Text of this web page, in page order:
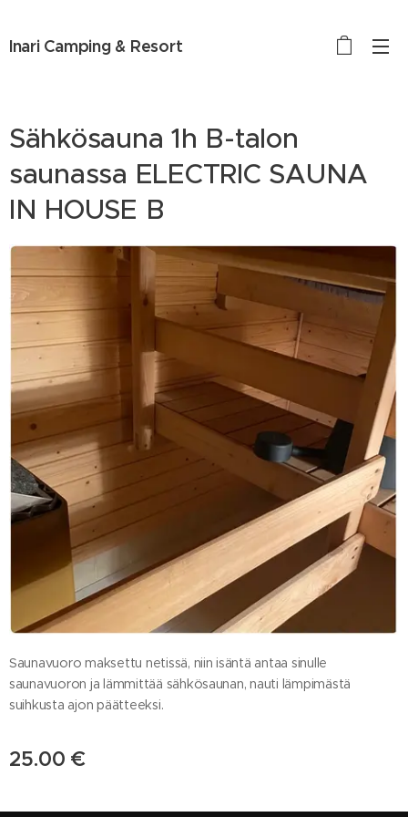
Inari Camping & Resort
Sähkösauna 1h B-talon
saunassa ELECTRIC SAUNA
IN HOUSE B
Saunavuoro maksettu netissä, niin isäntä antaa sinulle
saunavuoron ja lämmittää sähkösaunan, nauti lämpimästä
suihkusta ajon päätteeksi.
25.00 €